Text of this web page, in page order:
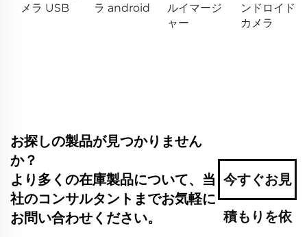
メラ USB
ラ android
ルイマージ
ャー
ンドロイド
カメラ
お探しの製品が見つかりません
か？
より多くの在庫製品について、当
社のコンサルタントまでお気軽に
お問い合わせください。
今すぐお見
積もりを依